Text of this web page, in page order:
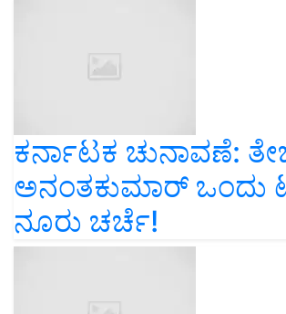
ಕರ್ನಾಟಕ ಚುನಾವಣೆ:
ಅನಂತಕುಮಾರ್ ಒಂದು
ನೂರು ಚರ್ಚೆ!